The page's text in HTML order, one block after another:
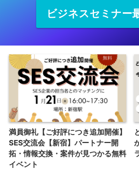
ビジネスセミナー
満員御礼【ご好評につき追加開催】
SES交流会【新宿】パートナー開
拓・情報交換・案件が見つかる無料
イベント